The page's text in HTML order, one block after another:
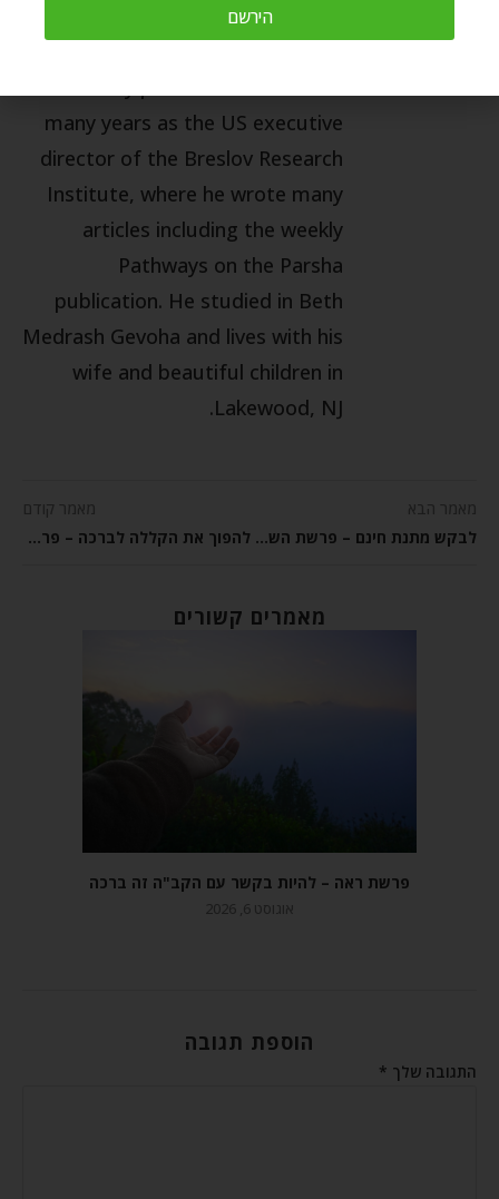
author of "The Rebbe's Shabbos
many years as the US executive
director of the Breslov Research
Institute, where he wrote many
articles including the weekly
Pathways on the Parsha
publication. He studied in Beth
Medrash Gevoha and lives with his
wife and beautiful children in
Lakewood, NJ.
מאמר הבא
לבקש מתנת חינם – פרשת השבוע חוקת
מאמר קודם
להפוך את הקללה לברכה – פרשת השבוע בלק
מאמרים קשורים
פרשת ראה – להיות בקשר עם הקב"ה זה ברכה
אוגוסט 6, 2026
הוספת תגובה
התגובה שלך *
הירשם